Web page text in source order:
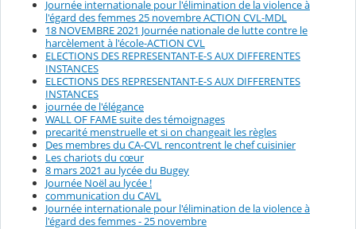
Journée internationale pour l'élimination de la violence à
l'égard des femmes 25 novembre ACTION CVL-MDL
18 NOVEMBRE 2021 Journée nationale de lutte contre le
harcèlement à l'école-ACTION CVL
ELECTIONS DES REPRESENTANT-E-S AUX DIFFERENTES
INSTANCES
ELECTIONS DES REPRESENTANT-E-S AUX DIFFERENTES
INSTANCES
journée de l'élégance
WALL OF FAME suite des témoignages
precarité menstruelle et si on changeait les règles
Des membres du CA-CVL rencontrent le chef cuisinier
Les chariots du cœur
8 mars 2021 au lycée du Bugey
Journée Noël au lycée !
communication du CAVL
Journée internationale pour l'élimination de la violence à
l'égard des femmes - 25 novembre